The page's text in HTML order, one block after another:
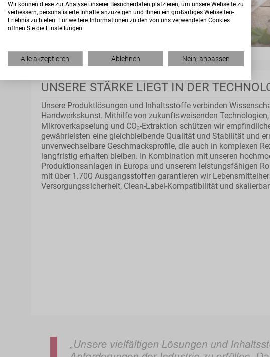
UNSERE STÄRKE LIEGT IN DER
Unsere Produktlösungen und Inhaltsstoffe verbinden
Handwerkskunst. Mithilfe von zukunftsweisenden
Mikroverkapselung und CO₂-Extraktion schützen wir
gewährleisten eine gleichbleibende Qualität und Stabilität und
unverwechselbare Geschmacksprofile, die auch in komplexen
langfristig erhalten bleiben. In Kombination mit unseren
Produktionsanlagen in Europa und unserem leistungsfähigen
mit über 1.700 Ausgangsstoffen garantieren wir
Versorgungssicherheit, Clean-Label-Kompatibilität und
Wir können diese zur Analyse unserer Besucherdaten platzieren, um unsere Webseite zu
verbessern, personalisierte Inhalte anzuzeigen und Ihnen ein großartiges Webseiten-
Erlebnis zu bieten. Für weitere Informationen zu den von uns verwendeten Cookies
öffnen Sie die Einstellungen.
Alle akzeptieren Ablehnen Nein, anpassen